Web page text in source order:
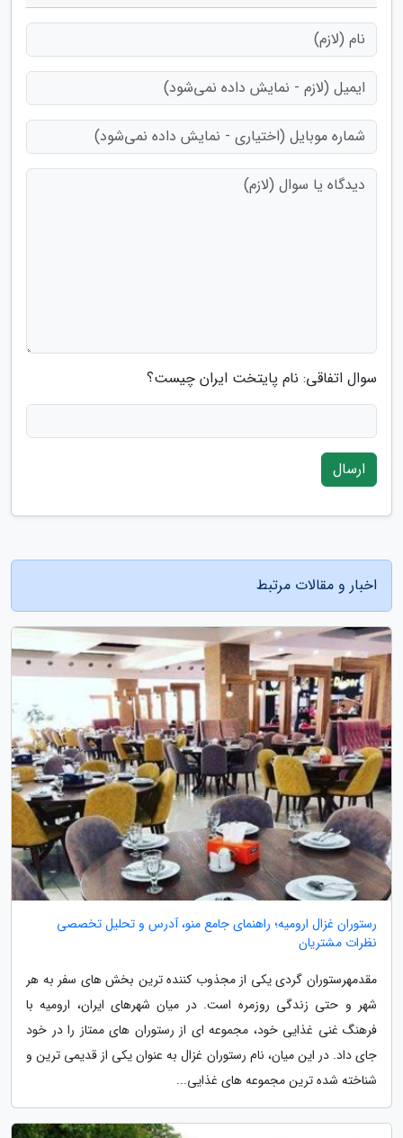
سوال اتفاقی: نام پایتخت ایران چیست؟
ارسال
اخبار و مقالات مرتبط
رستوران غزال ارومیه؛ راهنمای جامع منو، آدرس و تحلیل تخصصی
نظرات مشتریان
مقدمهرستوران گردی یکی از مجذوب کننده ترین بخش های سفر به هر
شهر و حتی زندگی روزمره است. در میان شهرهای ایران، ارومیه با
فرهنگ غنی غذایی خود، مجموعه ای از رستوران های ممتاز را در خود
جای داد. در این میان، نام رستوران غزال به عنوان یکی از قدیمی ترین و
شناخته شده ترین مجموعه های غذایی...